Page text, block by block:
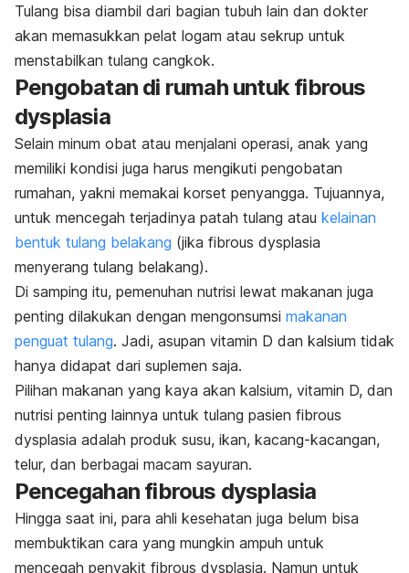
Tulang bisa diambil dari bagian tubuh lain dan dokter
akan memasukkan pelat logam atau sekrup untuk
menstabilkan tulang cangkok.
Pengobatan di rumah untuk fibrous
dysplasia
Selain minum obat atau menjalani operasi, anak yang
memiliki kondisi juga harus mengikuti pengobatan
rumahan, yakni memakai korset penyangga. Tujuannya,
untuk mencegah terjadinya patah tulang atau kelainan
bentuk tulang belakang (jika fibrous dysplasia
menyerang tulang belakang).
Di samping itu, pemenuhan nutrisi lewat makanan juga
penting dilakukan dengan mengonsumsi makanan
penguat tulang. Jadi, asupan vitamin D dan kalsium tidak
hanya didapat dari suplemen saja.
Pilihan makanan yang kaya akan kalsium, vitamin D, dan
nutrisi penting lainnya untuk tulang pasien fibrous
dysplasia adalah produk susu, ikan, kacang-kacangan,
telur, dan berbagai macam sayuran.
Pencegahan fibrous dysplasia
Hingga saat ini, para ahli kesehatan juga belum bisa
membuktikan cara yang mungkin ampuh untuk
mencegah penyakit fibrous dysplasia. Namun untuk